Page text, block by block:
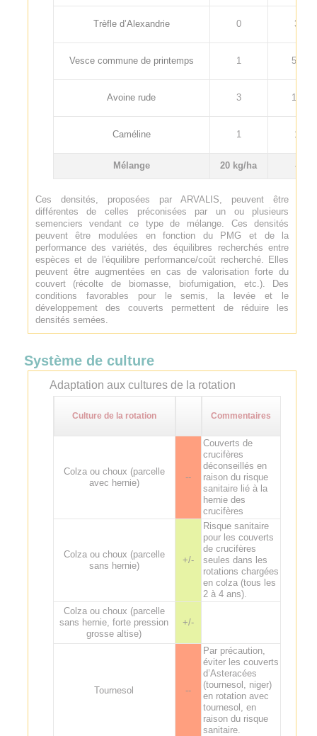
Trèfle d’Alexandrie 0 3
Vesce commune de printemps 1 55
Avoine rude 3 17
Caméline 1 1
Mélange 20 kg/ha -
Ces densités, proposées par ARVALIS, peuvent être
différentes de celles préconisées par un ou plusieurs
semenciers vendant ce type de mélange. Ces densités
peuvent être modulées en fonction du PMG et de la
performance des variétés, des équilibres recherchés entre
espèces et de l'équilibre performance/coût recherché. Elles
peuvent être augmentées en cas de valorisation forte du
couvert (récolte de biomasse, biofumigation, etc.). Des
conditions favorables pour le semis, la levée et le
développement des couverts permettent de réduire les
densités semées.
Système de culture
Adaptation aux cultures de la rotation
Culture de la rotation Commentaires
Colza ou choux (parcelle
avec hernie)
--
Couverts de
crucifères
déconseillés en
raison du risque
sanitaire lié à la
hernie des
crucifères
Colza ou choux (parcelle
sans hernie)
+/-
Risque sanitaire
pour les couverts
de crucifères
seules dans les
rotations chargées
en colza (tous les
2 à 4 ans).
Colza ou choux (parcelle
sans hernie, forte pression
grosse altise)
+/-
Tournesol --
Par précaution,
éviter les couverts
d’Asteracées
(tournesol, niger)
en rotation avec
tournesol, en
raison du risque
sanitaire.